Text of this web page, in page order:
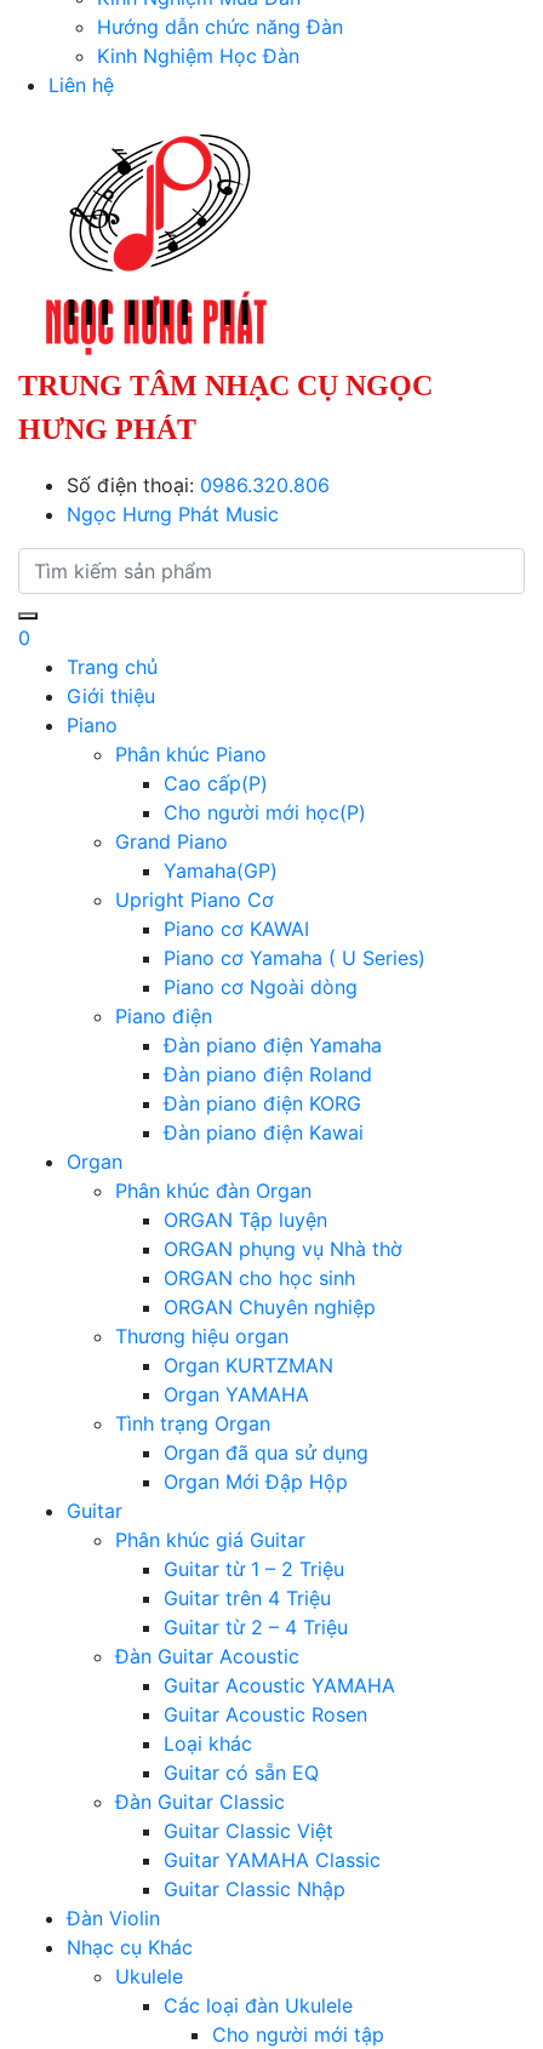
Hướng dẫn chức năng Đàn
Kinh Nghiệm Học Đàn
Liên hệ
TRUNG TÂM NHẠC CỤ NGỌC
HƯNG PHÁT
Số điện thoại: 0986.320.806
Ngọc Hưng Phát Music
0
Trang chủ
Giới thiệu
Piano
Phân khúc Piano
Cao cấp(P)
Cho người mới học(P)
Grand Piano
Yamaha(GP)
Upright Piano Cơ
Piano cơ KAWAI
Piano cơ Yamaha ( U Series)
Piano cơ Ngoài dòng
Piano điện
Đàn piano điện Yamaha
Đàn piano điện Roland
Đàn piano điện KORG
Đàn piano điện Kawai
Organ
Phân khúc đàn Organ
ORGAN Tập luyện
ORGAN phụng vụ Nhà thờ
ORGAN cho học sinh
ORGAN Chuyên nghiệp
Thương hiệu organ
Organ KURTZMAN
Organ YAMAHA
Tình trạng Organ
Organ đã qua sử dụng
Organ Mới Đập Hộp
Guitar
Phân khúc giá Guitar
Guitar từ 1 – 2 Triệu
Guitar trên 4 Triệu
Guitar từ 2 – 4 Triệu
Đàn Guitar Acoustic
Guitar Acoustic YAMAHA
Guitar Acoustic Rosen
Loại khác
Guitar có sẵn EQ
Đàn Guitar Classic
Guitar Classic Việt
Guitar YAMAHA Classic
Guitar Classic Nhập
Đàn Violin
Nhạc cụ Khác
Ukulele
Các loại đàn Ukulele
Cho người mới tập